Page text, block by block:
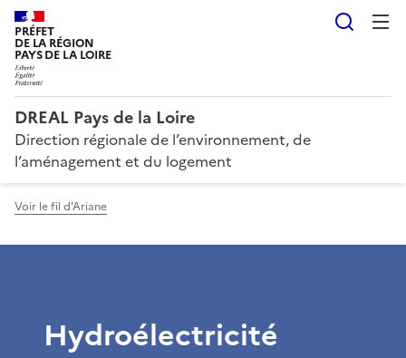
PRÉFET
DE LA RÉGION
PAYS DE LA LOIRE
DREAL Pays de la Loire
Direction régionale de l’environnement, de
l’aménagement et du logement
Voir le fil d'Ariane
Hydroélectricité